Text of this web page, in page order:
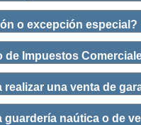
o excepción especial?
Impuestos
una venta de
guardería naútica o de